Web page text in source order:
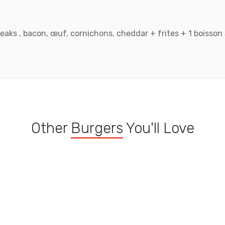
, bacon, œuf, cornichons, cheddar + frites + 1 boisson
Other Burgers You'll Love